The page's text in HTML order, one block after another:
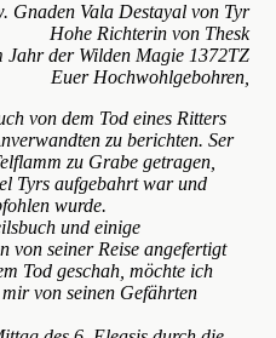
Gnaden Vala Destayal von Tyr
Hohe Richterin von Thesk
Jahr der Wilden Magie 1372TZ
Euer Hochwohlgebohren,
von dem Tod eines Ritters
zu berichten. Ser
zu Grabe getragen,
Tyrs aufgebahrt war und
wurde.
und einige
von seiner Reise angefertigt
Tod geschah, möchte ich
von seinen Gefährten